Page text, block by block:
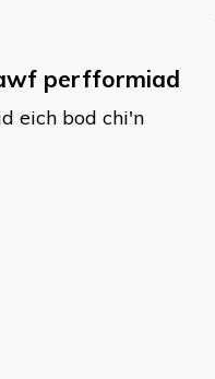
perfformiad
eich bod chi'n